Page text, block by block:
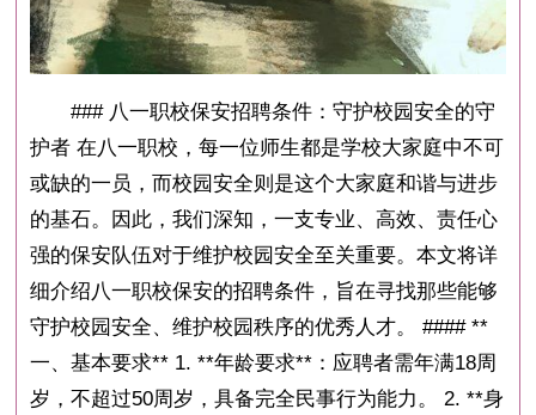
### 八一职校保安招聘条件：守护校园安全的守
护者 在八一职校，每一位师生都是学校大家庭中不可
或缺的一员，而校园安全则是这个大家庭和谐与进步
的基石。因此，我们深知，一支专业、高效、责任心
强的保安队伍对于维护校园安全至关重要。本文将详
细介绍八一职校保安的招聘条件，旨在寻找那些能够
守护校园安全、维护校园秩序的优秀人才。 #### **
一、基本要求** 1. **年龄要求**：应聘者需年满18周
岁，不超过50周岁，具备完全民事行为能力。 2. **身